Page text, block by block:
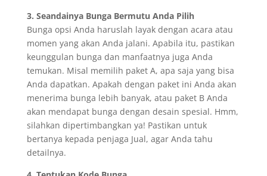
3. Seandainya Bunga Bermutu Anda Pilih
Bunga opsi Anda haruslah layak dengan acara atau
momen yang akan Anda jalani. Apabila itu, pastikan
keunggulan bunga dan manfaatnya juga Anda
temukan. Misal memilih paket A, apa saja yang bisa
Anda dapatkan. Apakah dengan paket ini Anda akan
menerima bunga lebih banyak, atau paket B Anda
akan mendapat bunga dengan desain spesial. Hmm,
silahkan dipertimbangkan ya! Pastikan untuk
bertanya kepada penjaga Jual, agar Anda tahu
detailnya.